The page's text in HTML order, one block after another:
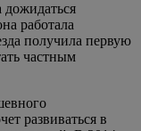
дожидаться
работала
получила первую
частным
развиваться в